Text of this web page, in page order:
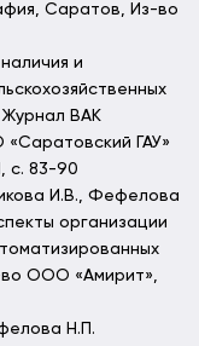
Саратов, Из-во
и
Журнал ВАК
ГАУ»
с. 83-90
И.В., Фефелова
организации
во ООО «Амирит»,
Н.П.